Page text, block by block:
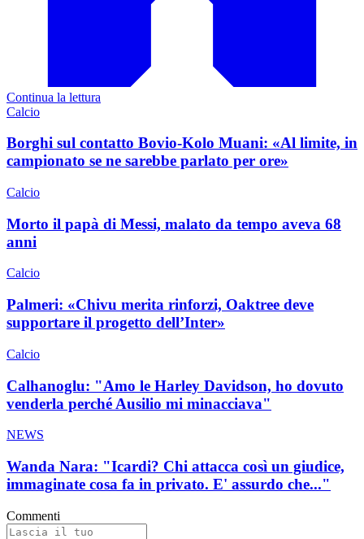
Continua la lettura
Calcio
Borghi sul contatto Bovio-Kolo Muani: «Al limite, in
campionato se ne sarebbe parlato per ore»
Calcio
Morto il papà di Messi, malato da tempo aveva 68
anni
Calcio
Palmeri: «Chivu merita rinforzi, Oaktree deve
supportare il progetto dell’Inter»
Calcio
Calhanoglu: "Amo le Harley Davidson, ho dovuto
venderla perché Ausilio mi minacciava"
NEWS
Wanda Nara: "Icardi? Chi attacca così un giudice,
immaginate cosa fa in privato. E' assurdo che..."
Commenti